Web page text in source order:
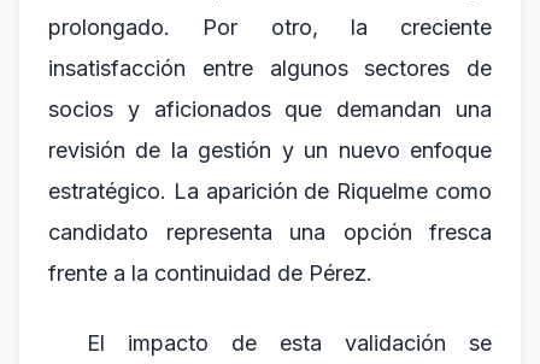
prolongado. Por otro, la creciente
insatisfacción entre algunos sectores de
socios y aficionados que demandan una
revisión de la gestión y un nuevo enfoque
estratégico. La aparición de Riquelme como
candidato representa una opción fresca
frente a la continuidad de Pérez.
El impacto de esta validación se